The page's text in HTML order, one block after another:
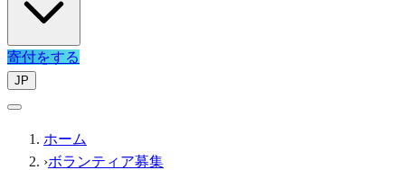
寄付をする
JP
ホーム
›ボランティア募集